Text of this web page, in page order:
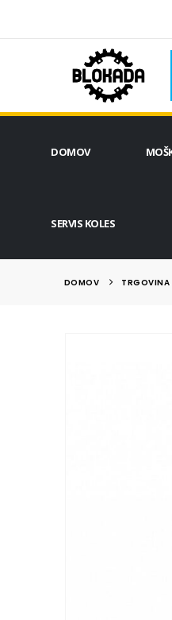
DOMOV
SERVIS KOLES
DOMOV TRGOVINA